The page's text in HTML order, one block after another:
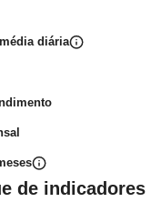
diária
de indicadores